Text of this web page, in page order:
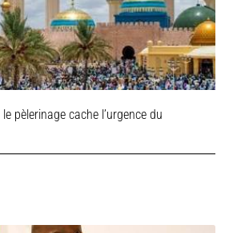
pèlerinage cache l’urgence du